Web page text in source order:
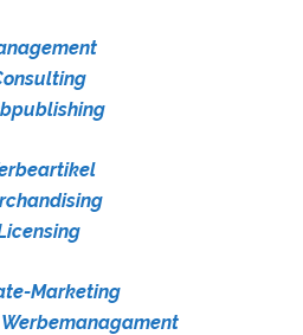
Marketing